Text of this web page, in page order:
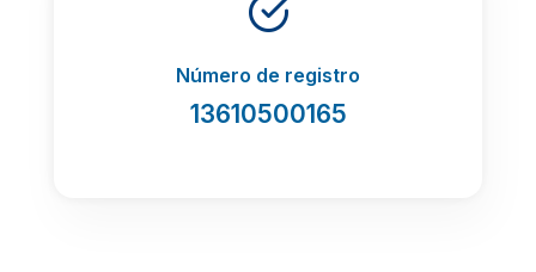
Número de registro
13610500165